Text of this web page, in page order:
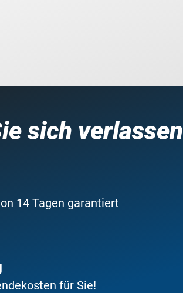
sich verlassen
14 Tagen garantiert
für Sie!